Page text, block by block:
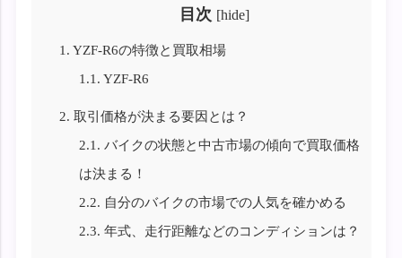
目次 [hide]
1. YZF-R6の特徴と買取相場
1.1. YZF-R6
2. 取引価格が決まる要因とは？
2.1. バイクの状態と中古市場の傾向で買取価格
は決まる！
2.2. 自分のバイクの市場での人気を確かめる
2.3. 年式、走行距離などのコンディションは？